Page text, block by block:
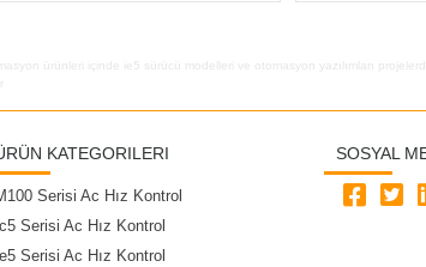
ürünleri içinde ie5 sürücü modelleri ve otomasyon yazılımları
KATEGORILERI
Serisi Ac Hız Kontrol
Ic5 Serisi Ac Hız Kontrol
Ie5 Serisi Ac Hız Kontrol
SOSYAL